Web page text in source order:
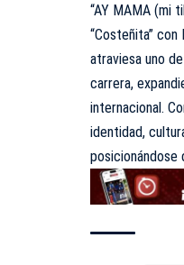
“AY MAMA (mi
“Costeñita”
atraviesa uno
carrera,
internacional.
identidad,
posicionándose